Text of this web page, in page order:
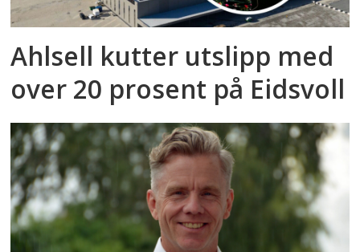
Ahlsell kutter utslipp med
over 20 prosent på Eidsvoll